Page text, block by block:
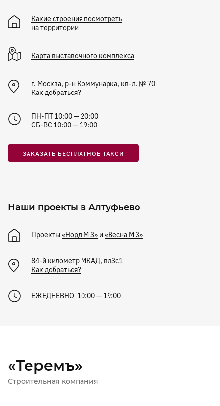
Какие строения посмотреть
на территории
Карта выставочного комплекса
г. Москва, р-н Коммунарка, кв-л. № 70
Как добраться?
ПН-ПТ 10:00 — 20:00
СБ-ВС 10:00 — 19:00
ЗАКАЗАТЬ БЕСПЛАТНОЕ ТАКСИ
Наши проекты в Алтуфьево
Проекты «Норд М 3» и «Весна М 3»
84-й километр МКАД, вл3с1
Как добраться?
ЕЖЕДНЕВНО 10:00 — 19:00
«Теремъ»
Строительная компания